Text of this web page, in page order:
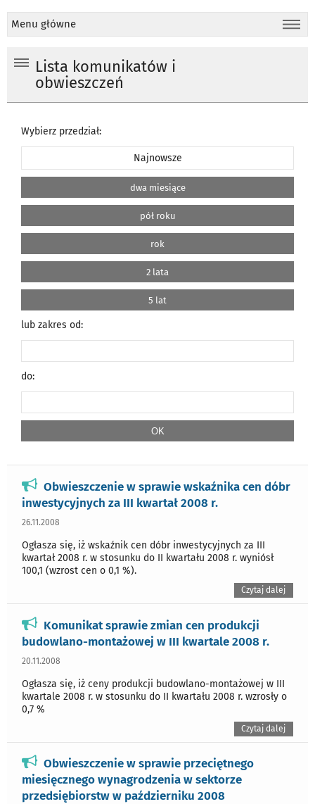
Menu główne
Lista komunikatów i
obwieszczeń
Wybierz przedział:
Najnowsze
dwa miesiące
pół roku
rok
2 lata
5 lat
lub zakres od:
do:
Obwieszczenie w sprawie wskaźnika cen dóbr
inwestycyjnych za III kwartał 2008 r.
26.11.2008
Ogłasza się, iż wskaźnik cen dóbr inwestycyjnych za III
kwartał 2008 r. w stosunku do II kwartału 2008 r. wyniósł
100,1 (wzrost cen o 0,1 %).
Czytaj dalej
Komunikat sprawie zmian cen produkcji
budowlano-montażowej w III kwartale 2008 r.
20.11.2008
Ogłasza się, iż ceny produkcji budowlano-montażowej w III
kwartale 2008 r. w stosunku do II kwartału 2008 r. wzrosły o
0,7 %
Czytaj dalej
Obwieszczenie w sprawie przeciętnego
miesięcznego wynagrodzenia w sektorze
przedsiębiorstw w październiku 2008